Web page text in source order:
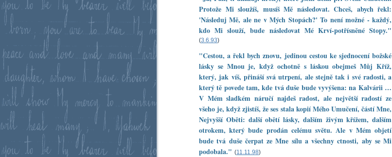
Protože Mi sloužíš, musíš Mě následovat. Chceš, abych řekl:
'Následuj Mě, ale ne v Mých Stopách?' To není možné - každý,
kdo Mi slouží, bude následovat Mé Krví-potřísněné Stopy."
(3.6.93)
"Cestou, a řekl bych znovu, jedinou cestou ke sjednocení božské
lásky se Mnou je, když ochotně s láskou obejmeš Můj Kříž,
který, jak víš, přináší svá utrpení, ale stejně tak i své radosti, a
který tě povede tam, kde tvá duše bude vyvýšena: na Kalvárii …
V Mém sladkém náručí najdeš radost, ale největší radostí ze
všeho je, když zjistíš, že ses stala kopií Mého Umučení, částí Mne,
Nejvyšší Oběti: další obětí lásky, dalším živým křížem, dalším
otrokem, který bude prodán celému světu. Ale v Mém objetí
bude tvá duše čerpat ze Mne sílu a všechny ctnosti, aby se Mi
podobala." (11.11.98)